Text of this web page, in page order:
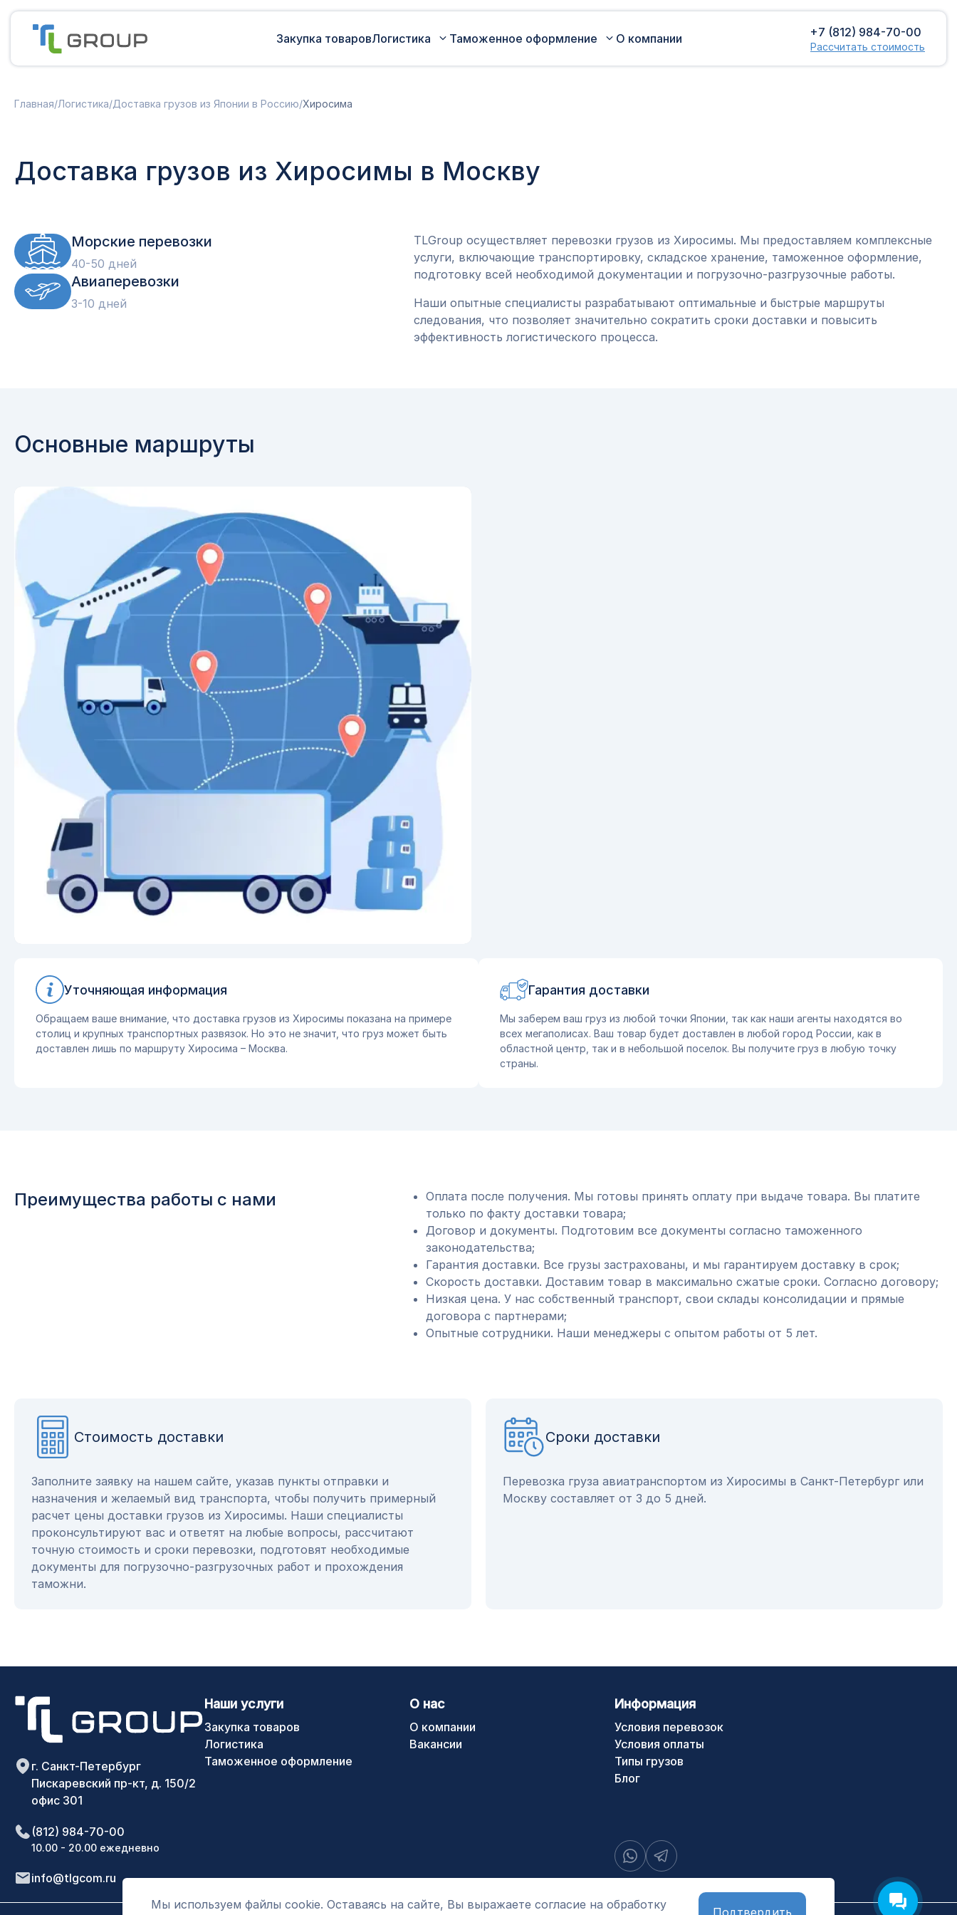
Закупка товаровЛогистика
Доставка грузов из Турции в
Россию
Железнодорожные перевозки грузов
Таможенное оформление
Международная доставка
товара
О компании +7 (812) 984-70-00
Рассчитать стоимость
Главная/Логистика/Доставка грузов из Японии в Россию/Хиросима
Доставка грузов из Хиросимы в Москву
Морские перевозки
40-50 дней
Авиаперевозки
3-10 дней
TLGroup осуществляет перевозки грузов из Хиросимы. Мы предоставляем комплексные
услуги, включающие транспортировку, складское хранение, таможенное оформление,
подготовку всей необходимой документации и погрузочно-разгрузочные работы.
Наши опытные специалисты разрабатывают оптимальные и быстрые маршруты
следования, что позволяет значительно сократить сроки доставки и повысить
эффективность логистического процесса.
Основные маршруты
Уточняющая информация
Обращаем ваше внимание, что доставка грузов из Хиросимы показана на примере
столиц и крупных транспортных развязок. Но это не значит, что груз может быть
доставлен лишь по маршруту Хиросима – Москва.
Гарантия доставки
Мы заберем ваш груз из любой точки Японии, так как наши агенты находятся во
всех мегаполисах. Ваш товар будет доставлен в любой город России, как в
областной центр, так и в небольшой поселок. Вы получите груз в любую точку
страны.
Преимущества работы с нами
Оплата после получения. Мы готовы принять оплату при выдаче товара. Вы платите
только по факту доставки товара;
Договор и документы. Подготовим все документы согласно таможенного
законодательства;
Гарантия доставки. Все грузы застрахованы, и мы гарантируем доставку в срок;
Скорость доставки. Доставим товар в максимально сжатые сроки. Согласно договору;
Низкая цена. У нас собственный транспорт, свои склады консолидации и прямые
договора с партнерами;
Опытные сотрудники. Наши менеджеры с опытом работы от 5 лет.
Стоимость доставки
Заполните заявку на нашем сайте, указав пункты отправки и
назначения и желаемый вид транспорта, чтобы получить примерный
расчет цены доставки грузов из Хиросимы. Наши специалисты
проконсультируют вас и ответят на любые вопросы, рассчитают
точную стоимость и сроки перевозки, подготовят необходимые
документы для погрузочно-разгрузочных работ и прохождения
таможни.
Сроки доставки
Перевозка груза авиатранспортом из Хиросимы в Санкт-Петербург или
Москву составляет от 3 до 5 дней.
Мы используем файлы cookie. Оставаясь на сайте, Вы выражаете согласие на обработку
Подтвердить
г. Санкт-Петербург
Пискаревский пр-кт, д. 150/2
офис 301
(812) 984-70-00
10.00 - 20.00 ежедневно
info@tlgcom.ru
Закупка товаров
Наши услуги
Логистика
Таможенное оформление
О нас
О компании
Вакансии
Информация
Условия перевозок
Условия оплаты
Типы грузов
Блог